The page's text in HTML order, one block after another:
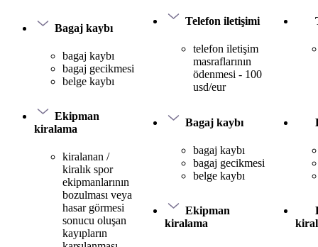
Bagaj kaybı
bagaj kaybı
bagaj gecikmesi
belge kaybı
Ekipman
kiralama
kiralanan /
kiralık spor
ekipmanlarının
bozulması veya
hasar görmesi
sonucu oluşan
kayıpların
Telefon iletişimi
telefon iletişim
masraflarının
ödenmesi - 100
usd/eur
Bagaj kaybı
bagaj kaybı
bagaj gecikmesi
belge kaybı
Ekipman
kiralama